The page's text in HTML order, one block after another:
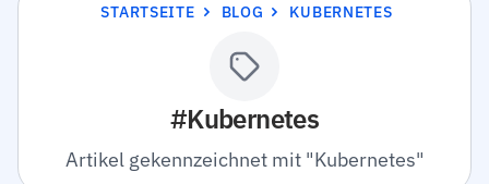
STARTSEITE BLOG KUBERNETES
#Kubernetes
Artikel gekennzeichnet mit "Kubernetes"